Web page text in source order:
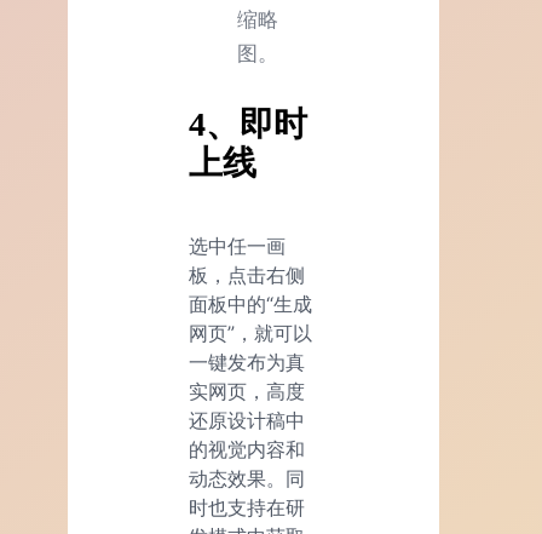
缩略
图。
4、即时
上线
选中任一画
板，点击右侧
面板中的“生成
网页”，就可以
一键发布为真
实网页，高度
还原设计稿中
的视觉内容和
动态效果。同
时也支持在研